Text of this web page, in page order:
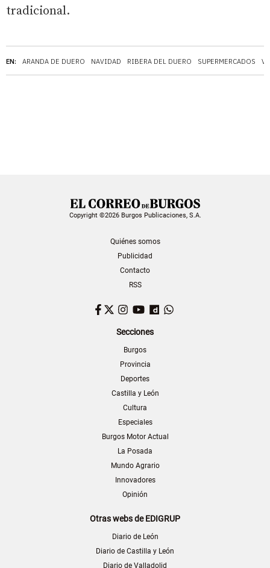
EN: ARANDA DE DUERO NAVIDAD RIBERA DEL DUERO SUPERMERCADOS
tradicional.
Copyright ©2026 Burgos Publicaciones, S.A.
Quiénes somos
Publicidad
Contacto
RSS
Facebook
TwitterInstagram
YouTubeDailymotion
Secciones
Burgos
Provincia
Deportes
Castilla y León
Cultura
Especiales
Burgos Motor Actual
La Posada
Mundo Agrario
Innovadores
Opinión
Otras webs de EDIGRUP
Diario de León
Diario de Castilla y León
Diario de Valladolid